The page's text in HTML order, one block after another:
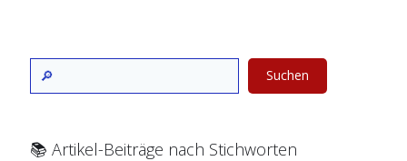
Suchen
📚 Artikel-Beiträge nach Stichworten